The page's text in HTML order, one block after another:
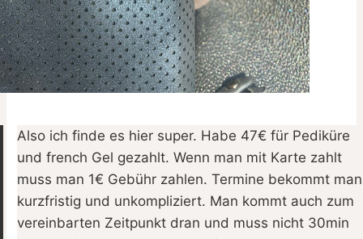
Also ich finde es hier super. Habe 47€ für Pediküre
und french Gel gezahlt. Wenn man mit Karte zahlt
muss man 1€ Gebühr zahlen. Termine bekommt man
kurzfristig und unkompliziert. Man kommt auch zum
vereinbarten Zeitpunkt dran und muss nicht 30min